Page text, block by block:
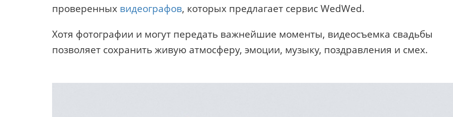
проверенных видеографов, которых предлагает сервис WedWed.
Хотя фотографии и могут передать важнейшие моменты, видеосъемка свадьбы
позволяет сохранить живую атмосферу, эмоции, музыку, поздравления и смех.